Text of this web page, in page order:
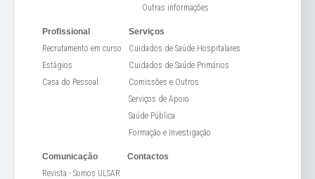
Outras informações
Profissional
Recrutamento em curso
Estágios
Casa do Pessoal
Serviços
Cuidados de Saúde Hospitalares
Cuidados de Saúde Primários
Comissões e Outros
Serviços de Apoio
Saúde Pública
Formação e Investigação
Comunicação
Revista - Somos ULSAR
Contactos